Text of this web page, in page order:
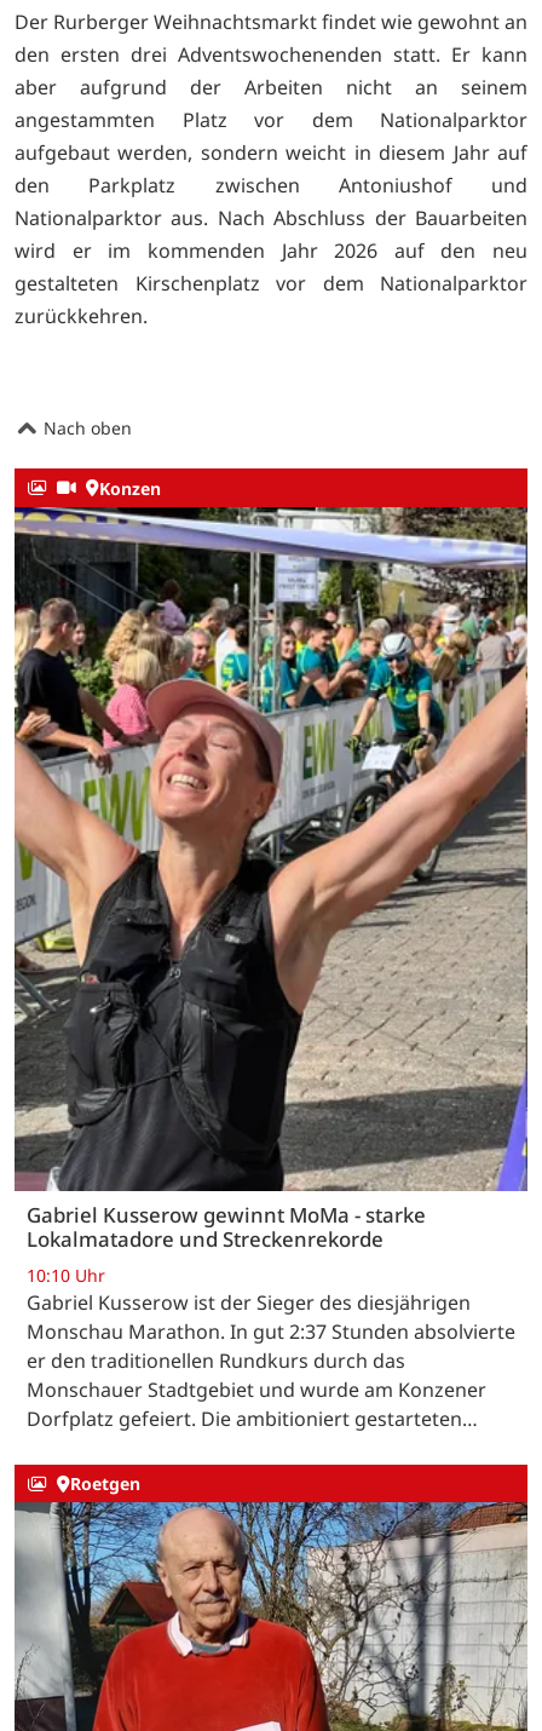
Der Rurberger Weihnachtsmarkt findet wie gewohnt an
den ersten drei Adventswochenenden statt. Er kann
aber aufgrund der Arbeiten nicht an seinem
angestammten Platz vor dem Nationalparktor
aufgebaut werden, sondern weicht in diesem Jahr auf
den Parkplatz zwischen Antoniushof und
Nationalparktor aus. Nach Abschluss der Bauarbeiten
wird er im kommenden Jahr 2026 auf den neu
gestalteten Kirschenplatz vor dem Nationalparktor
zurückkehren.
Nach oben
Konzen
Gabriel Kusserow gewinnt MoMa - starke
Lokalmatadore und Streckenrekorde
10:10 Uhr
Gabriel Kusserow ist der Sieger des diesjährigen
Monschau Marathon. In gut 2:37 Stunden absolvierte
er den traditionellen Rundkurs durch das
Monschauer Stadtgebiet und wurde am Konzener
Dorfplatz gefeiert. Die ambitioniert gestarteten…
Roetgen